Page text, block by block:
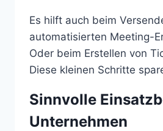
Es hilft auch beim
automatisierten Meeting-
Oder beim Erstellen von
Diese kleinen Schritte
Sinnvolle
Unternehmen